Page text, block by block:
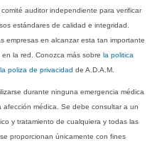
auditor independiente para verificar
estándares de calidad e integridad.
empresas en alcanzar esta tan importante
en la red. Conozca más sobrela politica
la poliza de privacidad de A.D.A.M.
durante ninguna emergencia médica
médica. Se debe consultar a un
y tratamiento de cualquiera y todas las
proporcionan únicamente con fines